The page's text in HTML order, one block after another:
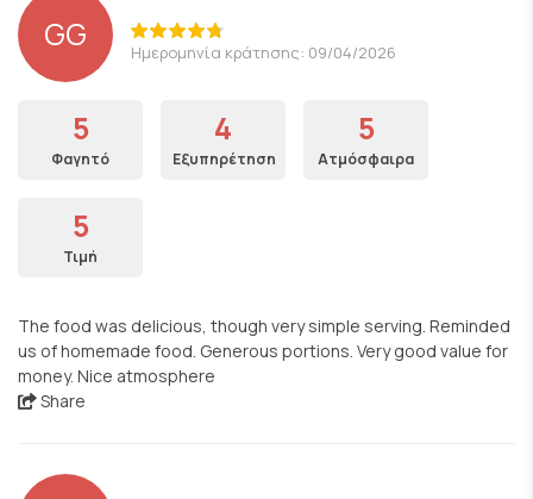
GG Ημερομηνία κράτησης: 09/04/2026
5
Φαγητό
4
Εξυπηρέτηση
5
Ατμόσφαιρα
5
Τιμή
The food was delicious, though very simple serving. Reminded
us of homemade food. Generous portions. Very good value for
money. Nice atmosphere
Share